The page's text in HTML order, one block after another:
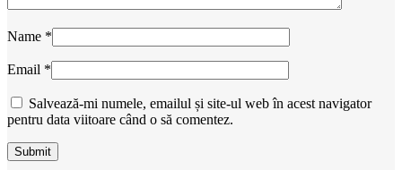
Name *
Email *
Salvează-mi numele, emailul și site-ul web în acest navigator
pentru data viitoare când o să comentez.